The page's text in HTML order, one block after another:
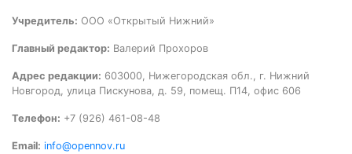
Учредитель: ООО «Открытый Нижний»
Главный редактор: Валерий Прохоров
Адрес редакции: 603000, Нижегородская обл., г. Нижний
Новгород, улица Пискунова, д. 59, помещ. П14, офис 606
Телефон: +7 (926) 461-08-48
Email: info@opennov.ru